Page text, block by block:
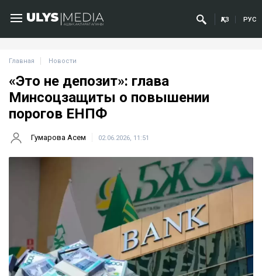
ҚАЗ РУС
Главная Новости
«Это не депозит»: глава
Минсоцзащиты о повышении
порогов ЕНПФ
Гумарова Асем 02.06.2026, 11:51